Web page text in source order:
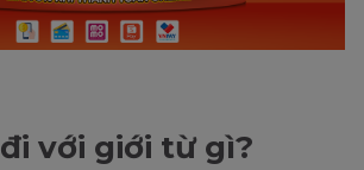
với giới từ gì?